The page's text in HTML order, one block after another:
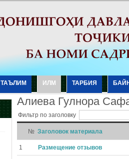
ТАЪЛИМ ИЛМ ТАРБИЯ
Алиеʙа Гулнора
Фильтр по заголовку
№ Заголовок материала
1 Размещение отзывов